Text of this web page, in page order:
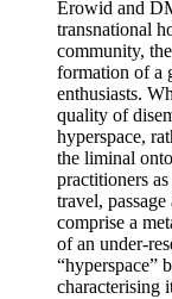
Erowid and
transnational
community,
formation of a
enthusiasts.
quality of
hyperspace,
the liminal
practitioners
travel,
comprise a
of an under-
“hyperspace”
characterising